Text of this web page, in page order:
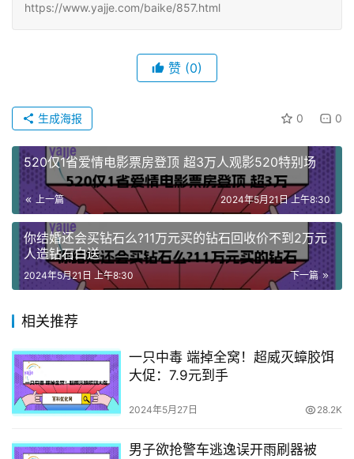
https://www.yajje.com/baike/857.html
赞 (0)
0 0
生成海报
520仅1省爱情电影票房登顶 超3万人观影520特别场
上一篇 2024年5月21日 上午8:30
你结婚还会买钻石么?11万元买的钻石回收价不到2万元
人造钻石白送
下一篇
2024年5月21日 上午8:30
相关推荐
一只中毒 端掉全窝！超威灭蟑胶饵
大促：7.9元到手
2024年5月27日 28.2K
男子欲抢警车逃逸误开雨刷器被